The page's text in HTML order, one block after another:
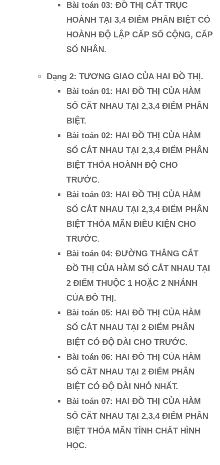
Bài toán 03: ĐỒ THỊ CẮT TRỤC
HOÀNH TẠI 3,4 ĐIỂM PHÂN BIỆT CÓ
HOÀNH ĐỘ LẬP CẤP SỐ CỘNG, CẤP
SỐ NHÂN.
Dạng 2: TƯƠNG GIAO CỦA HAI ĐỒ THỊ.
Bài toán 01: HAI ĐỒ THỊ CỦA HÀM
SỐ CẮT NHAU TẠI 2,3,4 ĐIỂM PHÂN
BIỆT.
Bài toán 02: HAI ĐỒ THỊ CỦA HÀM
SỐ CẮT NHAU TẠI 2,3,4 ĐIỂM PHÂN
BIỆT THỎA HOÀNH ĐỘ CHO
TRƯỚC.
Bài toán 03: HAI ĐỒ THỊ CỦA HÀM
SỐ CẮT NHAU TẠI 2,3,4 ĐIỂM PHÂN
BIỆT THỎA MÃN ĐIỀU KIỆN CHO
TRƯỚC.
Bài toán 04: ĐƯỜNG THẲNG CẮT
ĐỒ THỊ CỦA HÀM SỐ CẮT NHAU TẠI
2 ĐIỂM THUỘC 1 HOẶC 2 NHÁNH
CỦA ĐỒ THỊ.
Bài toán 05: HAI ĐỒ THỊ CỦA HÀM
SỐ CẮT NHAU TẠI 2 ĐIỂM PHÂN
BIỆT CÓ ĐỘ DÀI CHO TRƯỚC.
Bài toán 06: HAI ĐỒ THỊ CỦA HÀM
SỐ CẮT NHAU TẠI 2 ĐIỂM PHÂN
BIỆT CÓ ĐỘ DÀI NHỎ NHẤT.
Bài toán 07: HAI ĐỒ THỊ CỦA HÀM
SỐ CẮT NHAU TẠI 2,3,4 ĐIỂM PHÂN
BIỆT THỎA MÃN TÍNH CHẤT HÌNH
HỌC.